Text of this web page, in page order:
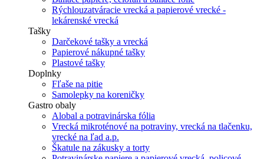
Rýchlouzatváracie vrecká a papierové vrecké -
lekárenské vrecká
Tašky
Darčekové tašky a vrecká
Papierové nákupné tašky
Plastové tašky
Doplnky
Fľaše na pitie
Samolepky na koreničky
Gastro obaly
Alobal a potravinárska fólia
Vrecká mikroténové na potraviny, vrecká na tlačenku,
vrecké na ľad a.p.
Škatule na zákusky a torty